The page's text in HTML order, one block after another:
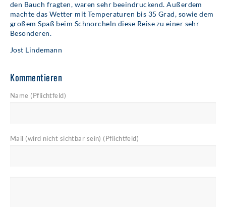
den Bauch fragten, waren sehr beeindruckend. Außerdem
machte das Wetter mit Temperaturen bis 35 Grad, sowie dem
großem Spaß beim Schnorcheln diese Reise zu einer sehr
Besonderen.
Jost Lindemann
Kommentieren
Name (Pflichtfeld)
Mail (wird nicht sichtbar sein) (Pflichtfeld)